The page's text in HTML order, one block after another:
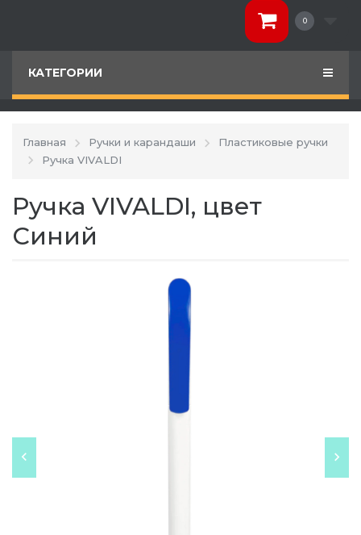
0
КАТЕГОРИИ
Главная Ручки и карандаши
Пластиковые ручки
Ручка VIVALDI
Ручка VIVALDI, цвет
Синий